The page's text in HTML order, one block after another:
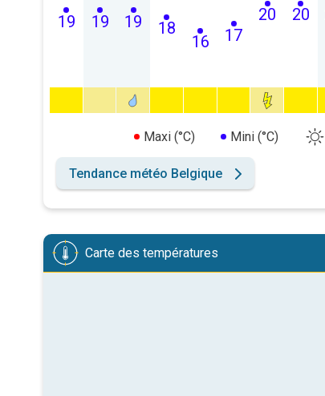
19 19 19 18
16 17
20 20
Maxi (°C) Mini (°C)
Tendance météo Belgique
Carte des températures